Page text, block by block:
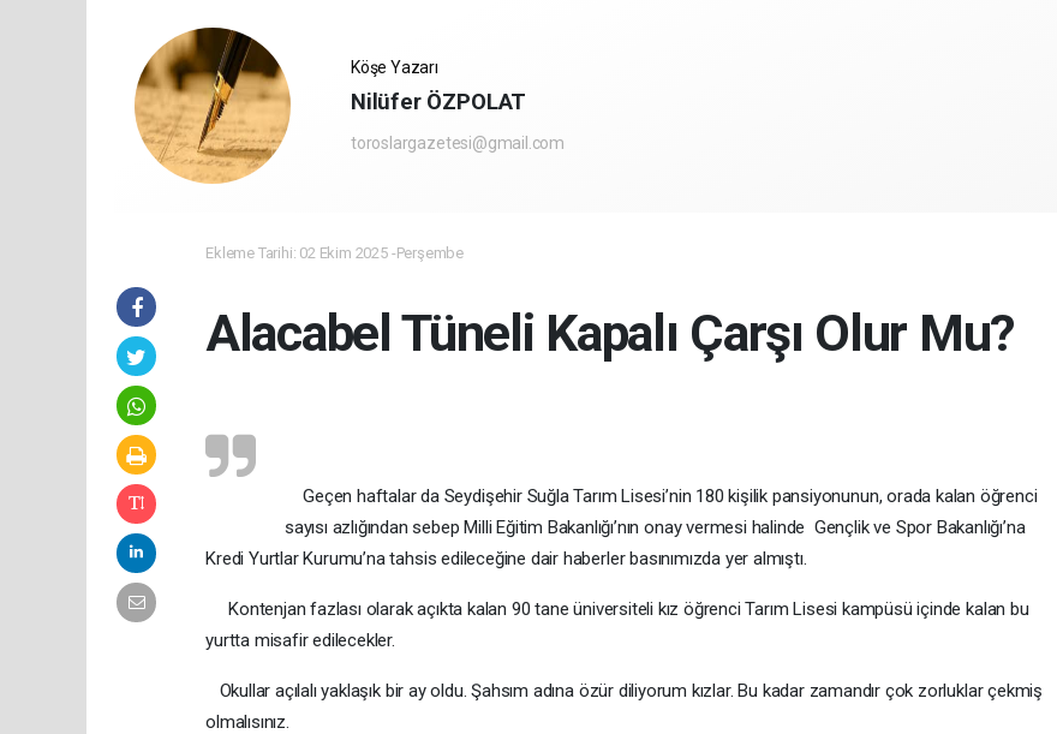
Köşe Yazarı
Nilüfer ÖZPOLAT
toroslargazetesi@gmail.com
Ekleme Tarihi: 02 Ekim 2025 -Perşembe
Alacabel Tüneli Kapalı Çarşı Olur Mu?
Geçen haftalar da Seydişehir Suğla Tarım Lisesi’nin 180 kişilik pansiyonunun, orada kalan öğrenci
sayısı azlığından sebep Milli Eğitim Bakanlığı’nın onay vermesi halinde Gençlik ve Spor Bakanlığı’na
Kredi Yurtlar Kurumu’na tahsis edileceğine dair haberler basınımızda yer almıştı.
Kontenjan fazlası olarak açıkta kalan 90 tane üniversiteli kız öğrenci Tarım Lisesi kampüsü içinde kalan bu
yurtta misafir edilecekler.
Okullar açılalı yaklaşık bir ay oldu. Şahsım adına özür diliyorum kızlar. Bu kadar zamandır çok zorluklar çekmiş
olmalısınız.